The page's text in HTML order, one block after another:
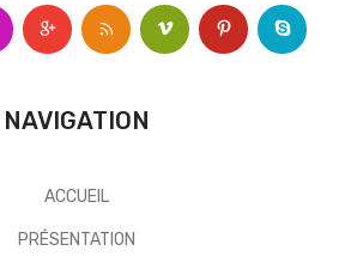
NAVIGATION
ACCUEIL
PRÉSENTATION